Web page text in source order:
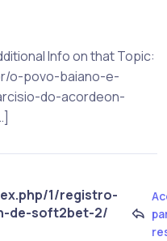
Info on that Topic:
o-povo-baiano-e-
do-acordeon-
1/registro-
de-soft2bet-2/